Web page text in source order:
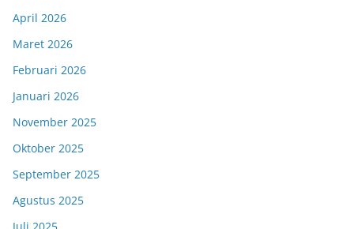
April 2026
Maret 2026
Februari 2026
Januari 2026
November 2025
Oktober 2025
September 2025
Agustus 2025